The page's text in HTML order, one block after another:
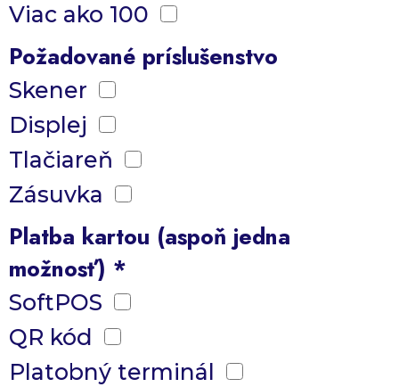
Viac ako 100
Požadované príslušenstvo
Skener
Displej
Tlačiareň
Zásuvka
Platba kartou (aspoň jedna
možnosť) *
SoftPOS
QR kód
Platobný terminál